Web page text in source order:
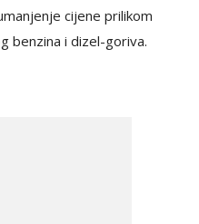
cijene prilikom
benzina i dizel-goriva.